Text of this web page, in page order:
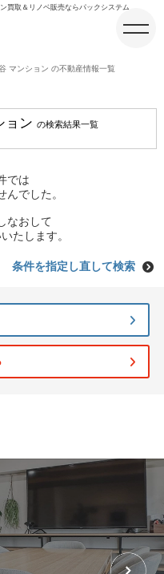
買取＆リノベ販売ならパックシステム
マンション の不動産情報一覧
ョン の検索結果一覧
では
でした。
なおして
たします。
条件を指定し直して検索